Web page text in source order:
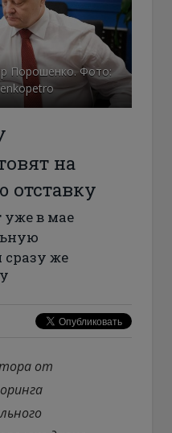
Порошенко. Фото:
на
отставку
уже в мае
сразу же
от